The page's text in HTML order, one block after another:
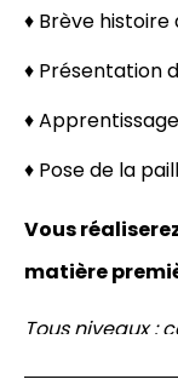
♦ Brève
♦ Présentation
♦
♦ Pose de la
Vous
matière
Tous niveaux :